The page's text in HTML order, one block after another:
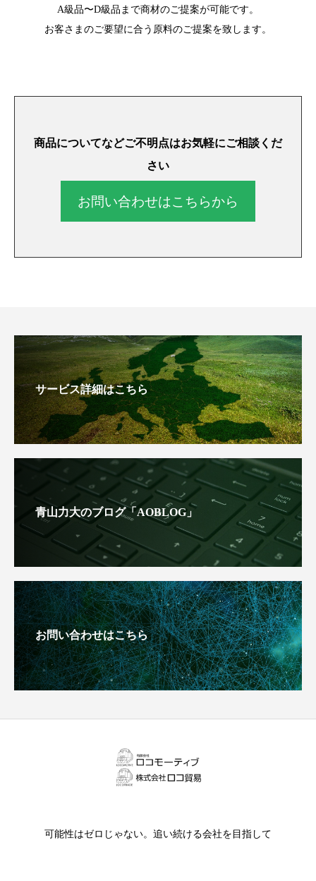
A級品〜D級品まで商材のご提案が可能です。
お客さまのご要望に合う原料のご提案を致します。
商品についてなどご不明点はお気軽にご相談くだ
さい
お問い合わせはこちらから
サービス詳細はこちら
青山力大のブログ「AOBLOG」
お問い合わせはこちら
可能性はゼロじゃない。追い続ける会社を目指して